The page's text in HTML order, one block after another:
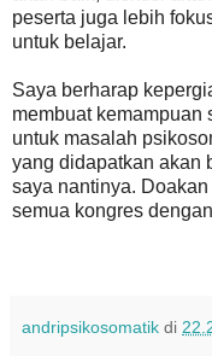
peserta juga lebih
untuk belajar.
Saya berharap
membuat kemampuan
untuk masalah
yang didapatkan akan
saya nantinya.
semua kongres
andripsikosomatik di